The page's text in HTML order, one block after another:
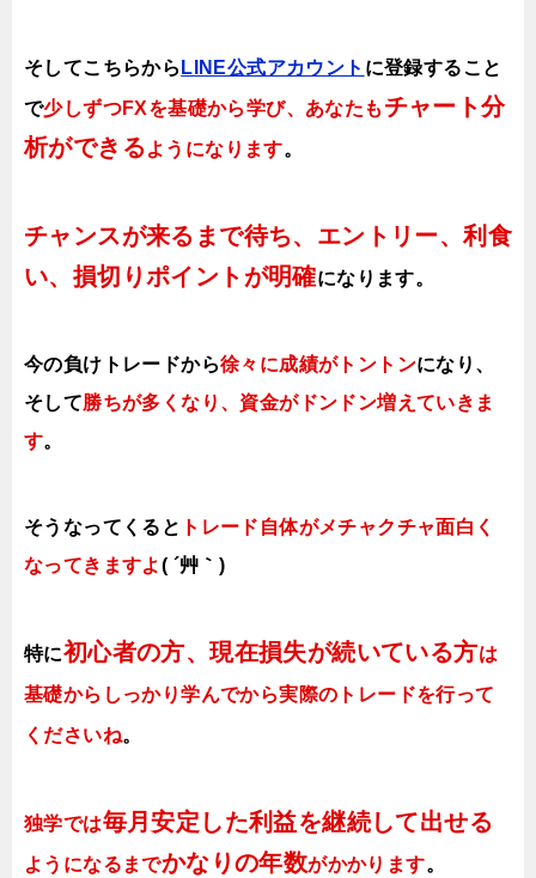
そしてこちらから LINE公式アカウント に登録すること
で少しずつFXを基礎から学び、あなたも チャート分
析ができるようになります。
チャンスが来るまで待ち、エントリー、利食
い、損切りポイントが明確になります。
今の負けトレードから徐々に成績がトントンになり、
そして勝ちが多くなり、資金がドンドン増えていきま
す。
そうなってくると トレード自体がメチャクチャ面白く
なってきますよ ( ´艸｀)
特に初心者の方、現在損失が続いている方は
基礎からしっかり学んでから実際のトレードを行って
くださいね。
独学では毎月安定した利益を継続して出せる
ようになるまでかなりの年数がかかります。